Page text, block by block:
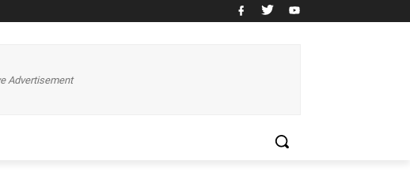
Advertisement